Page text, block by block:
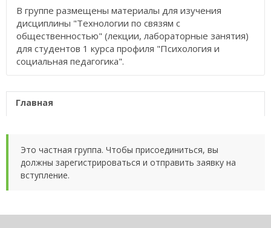
В группе размещены материалы для изучения
дисциплины "Технологии по связям с
общественностью" (лекции, лабораторные занятия)
для студентов 1 курса профиля "Психология и
социальная педагогика".
Главная
Это частная группа. Чтобы присоединиться, вы
должны зарегистрироваться и отправить заявку на
вступление.